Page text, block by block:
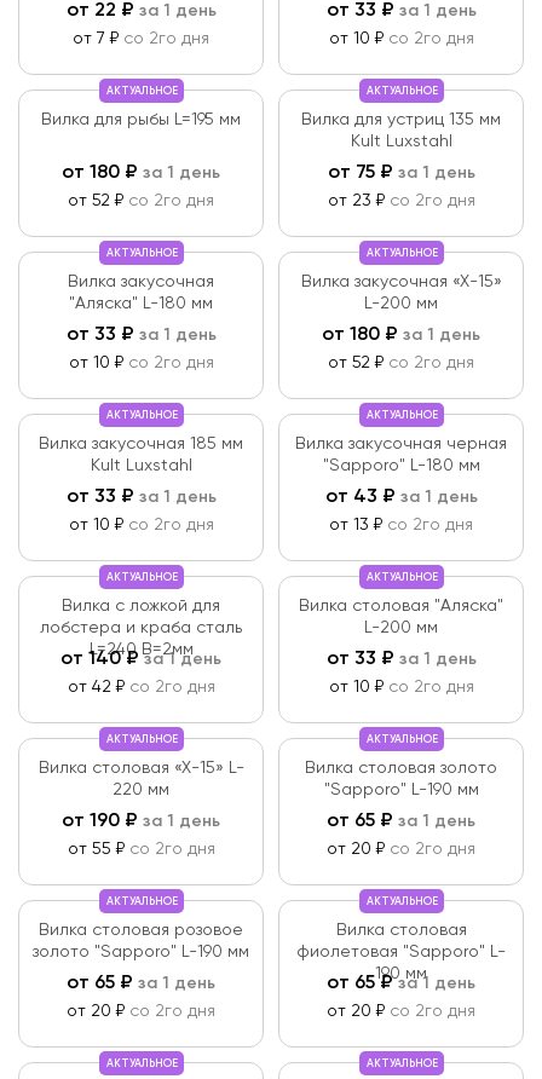
от 22 ₽ за 1 день
от 7 ₽ со 2го дня
от 33 ₽ за 1 день
от 10 ₽ со 2го дня
АКТУАЛЬНОЕ
Вилка для рыбы L=195 мм
от 180 ₽ за 1 день
от 52 ₽ со 2го дня
АКТУАЛЬНОЕ
Вилка для устриц 135 мм
Kult Luxstahl
от 75₽ за 1 день
от 23 ₽ со 2го дня
АКТУАЛЬНОЕ
Вилка закусочная
"Аляска" L-180 мм
от 33 ₽ за 1 день
от 10 ₽ со 2го дня
АКТУАЛЬНОЕ
Вилка закусочная «X-15»
L-200 мм
от 180 ₽ за 1 день
от 52 ₽ со 2го дня
АКТУАЛЬНОЕ
Вилка закусочная 185 мм
Kult Luxstahl
от 33 ₽ за 1 день
от 10 ₽ со 2го дня
АКТУАЛЬНОЕ
Вилка закусочная черная
"Sapporo" L-180 мм
от 43 ₽ за 1 день
от 13 ₽ со 2го дня
АКТУАЛЬНОЕ
Вилка с ложкой для
лобстера и краба сталь
L=240 B=2мм
от 140₽за 1 день
от 42 ₽ со 2го дня
АКТУАЛЬНОЕ
Вилка столовая "Аляска"
L-200 мм
от 33 ₽ за 1 день
от 10 ₽ со 2го дня
АКТУАЛЬНОЕ
Вилка столовая «X-15» L-
220 мм
от 190 ₽ за 1 день
от 55 ₽ со 2го дня
АКТУАЛЬНОЕ
Вилка столовая золото
"Sapporo" L-190 мм
от 65 ₽ за 1 день
от 20 ₽ со 2го дня
АКТУАЛЬНОЕ
Вилка столовая розовое
золото "Sapporo" L-190 мм
от 65 ₽ за 1 день
от 20 ₽ со 2го дня
АКТУАЛЬНОЕ
Вилка столовая
фиолетовая "Sapporo" L-
190 мм
от 65₽за 1 день
от 20 ₽ со 2го дня
АКТУАЛЬНОЕ АКТУАЛЬНОЕ